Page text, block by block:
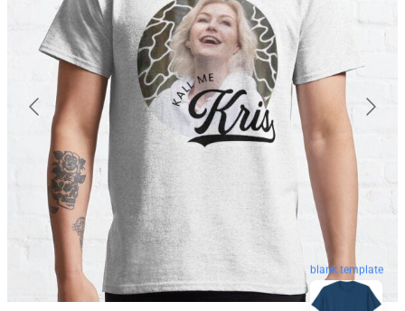
blank template